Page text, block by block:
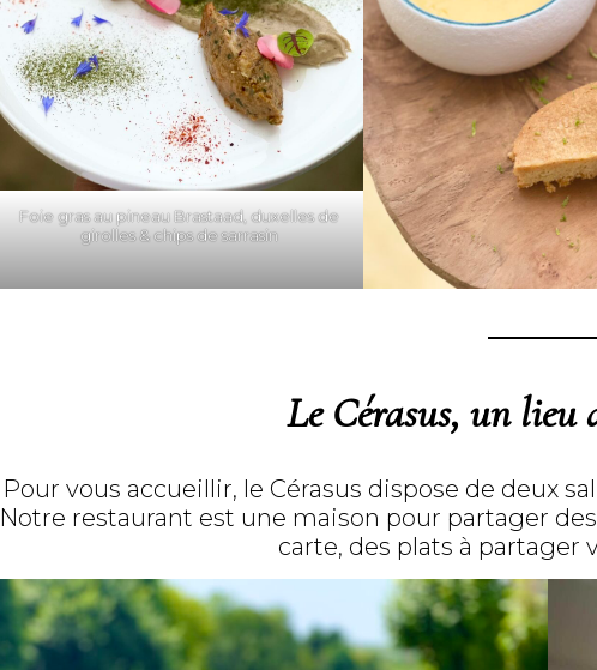
Foie gras au pineau Brastaad, duxelles de
girolles & chips de sarrasin
Le Cérasus, un
Pour vous accueillir, le Cérasus dispose de deux
Notre restaurant est une maison pour partager
carte, des plats à partager